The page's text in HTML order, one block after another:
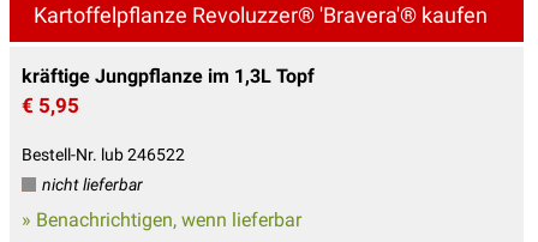
Kartoffelpflanze Revoluzzer® 'Bravera'® kaufen
kräftige Jungpflanze im 1,3L Topf
€ 5,95
Bestell-Nr. lub 246522
nicht lieferbar
» Benachrichtigen, wenn lieferbar